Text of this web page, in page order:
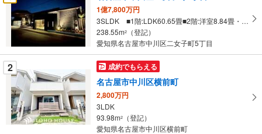
け
取
る
条
件
を
マ
イ
ペ
1億7,800万円
3SLDK ■1階:LDK60.65畳■2階:洋室8.84畳・洋室8.66畳・洋室11.58畳・S4.21畳
238.55m2
（登記）
愛知県名古屋市中川区二女子町5丁目
2 成約でもらえる
名古屋市中川区横前町
2,800万円
3LDK
93.98m2
（登記）
愛知県名古屋市中川区横前町